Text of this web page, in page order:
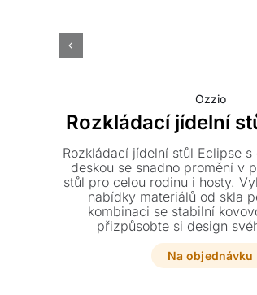
Ozzio
Rozkládací jídelní
Rozkládací jídelní stůl Eclipse s
deskou se snadno promění v
stůl pro celou rodinu i hosty.
nabídky materiálů od skla
kombinaci se stabilní
přizpůsobte si design
Na objednávku